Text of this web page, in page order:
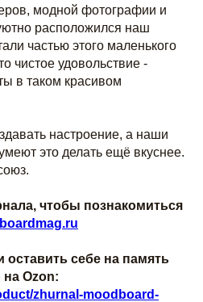
модной фотографии и
расположился наш
частью этого маленького
чистое удовольствие -
в таком красивом
настроение, а наши
это делать ещё вкуснее.
чтобы познакомиться
себе на память
Ozon:
zhurnal-moodboard-